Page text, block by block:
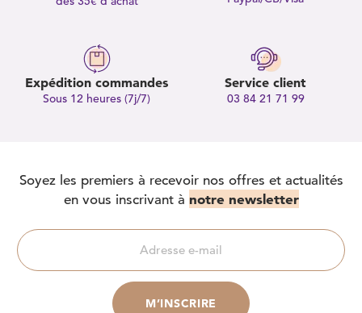
Expédition commandes
Sous 12 heures (7j/7)
Service client
03 84 21 71 99
Soyez les premiers à recevoir nos offres et actualités
en vous inscrivant à notre newsletter